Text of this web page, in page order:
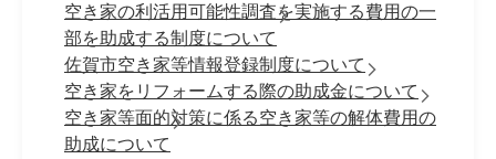
空き家の利活用可能性調査を実施する費用の一
部を助成する制度について
佐賀市空き家等情報登録制度について
空き家をリフォームする際の助成金について
空き家等面的対策に係る空き家等の解体費用の
助成について